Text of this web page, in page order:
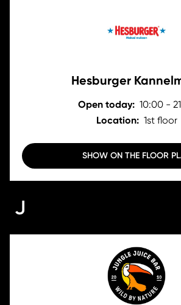
Hesburger
Open today: 10:00 -
Location: 1st floor
SHOW ON THE FLOOR
J